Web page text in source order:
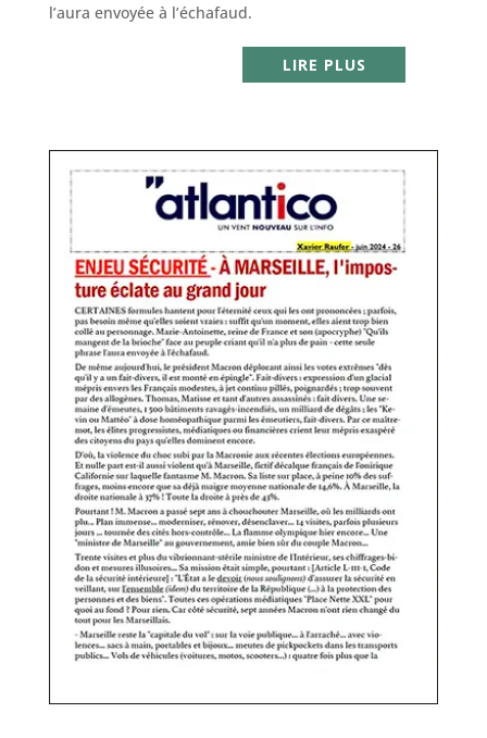
l’aura envoyée à l’échafaud.
LIRE PLUS